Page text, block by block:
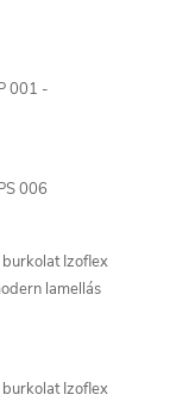
001 -
006
Izoflex
lamellás
Izoflex